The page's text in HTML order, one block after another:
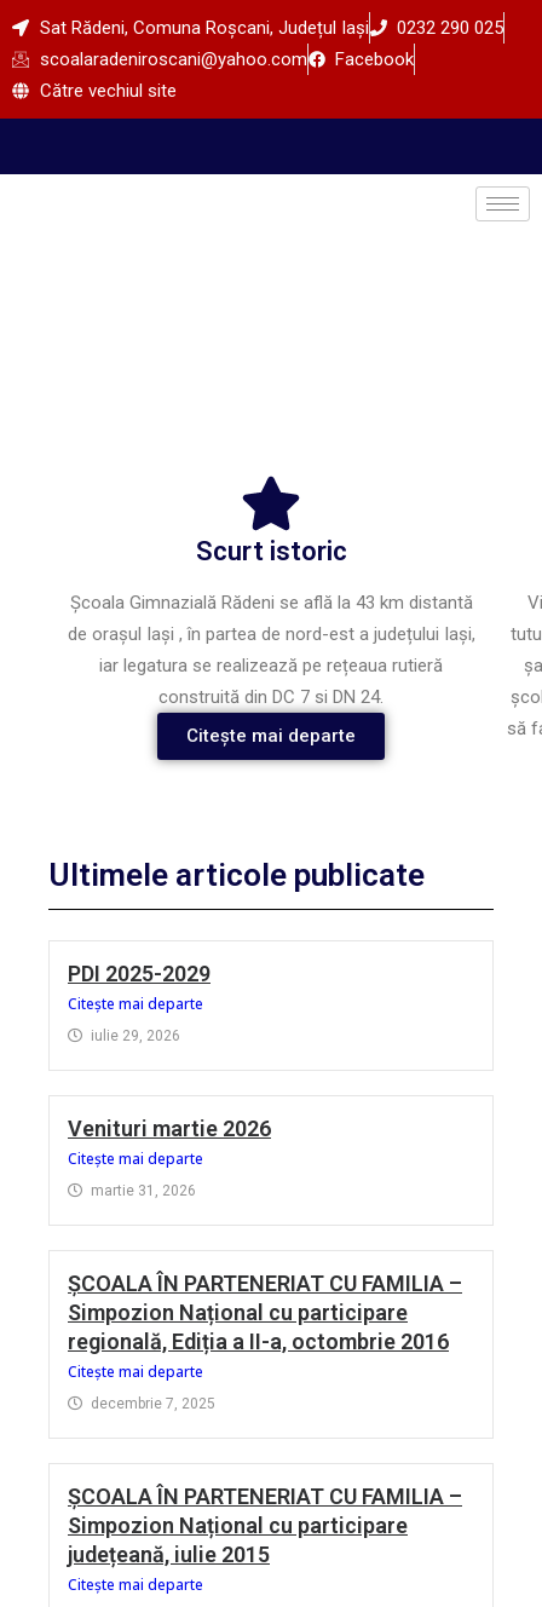
Sat Rădeni, Comuna Roșcani, Județul Iași
0232 290 025
scoalaradeniroscani@yahoo.com
Facebook
Către vechiul site
Scurt istoric
Școala Gimnazială Rădeni se află la 43 km distantă
de oraşul Iaşi , în partea de nord-est a județului Iași,
iar legatura se realizează pe rețeaua rutieră
construită din DC 7 si DN 24.
Citește mai departe
să
Ultimele articole publicate
PDI 2025-2029
Citește mai departe
iulie 29, 2026
Venituri martie 2026
Citește mai departe
martie 31, 2026
ȘCOALA ÎN PARTENERIAT CU FAMILIA –
Simpozion Național cu participare
regională, Ediția a II-a, octombrie 2016
Citește mai departe
decembrie 7, 2025
ȘCOALA ÎN PARTENERIAT CU FAMILIA –
Simpozion Național cu participare
județeană, iulie 2015
Citește mai departe